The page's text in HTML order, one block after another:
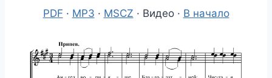
PDF · MP3 · MSCZ · Видео · В начало